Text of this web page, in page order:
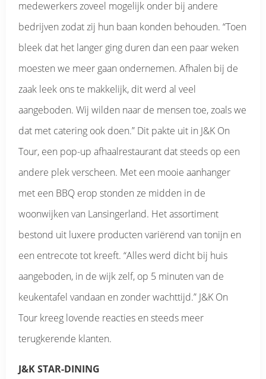
medewerkers zoveel mogelijk onder bij andere
bedrijven zodat zij hun baan konden behouden. “Toen
bleek dat het langer ging duren dan een paar weken
moesten we meer gaan ondernemen. Afhalen bij de
zaak leek ons te makkelijk, dit werd al veel
aangeboden. Wij wilden naar de mensen toe, zoals we
dat met catering ook doen.” Dit pakte uit in J&K On
Tour, een pop-up afhaalrestaurant dat steeds op een
andere plek verscheen. Met een mooie aanhanger
met een BBQ erop stonden ze midden in de
woonwijken van Lansingerland. Het assortiment
bestond uit luxere producten variërend van tonijn en
een entrecote tot kreeft. “Alles werd dicht bij huis
aangeboden, in de wijk zelf, op 5 minuten van de
keukentafel vandaan en zonder wachttijd.” J&K On
Tour kreeg lovende reacties en steeds meer
terugkerende klanten.
J&K STAR-DINING